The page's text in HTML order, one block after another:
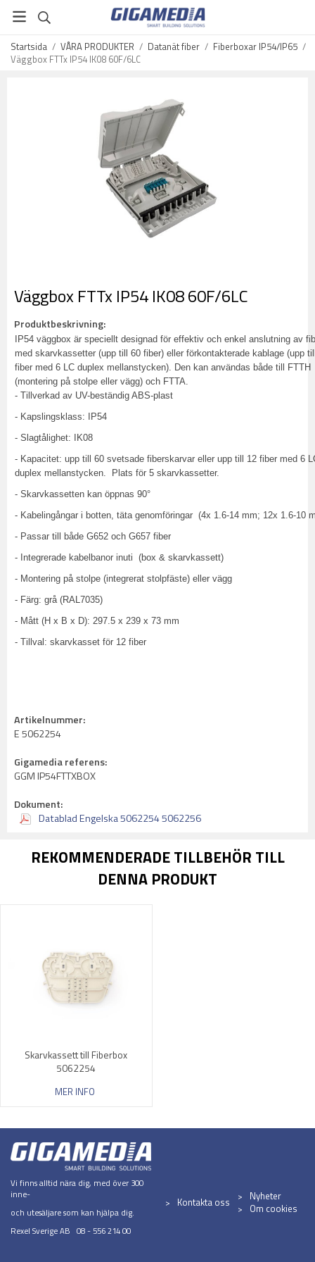
Startsida / VÅRA PRODUKTER / Datanät fiber / Fiberboxar IP54/IP65 /
Väggbox FTTx IP54 IK08 60F/6LC
Väggbox FTTx IP54 IK08 60F/6LC
Produktbeskrivning:
IP54 väggbox är speciellt designad för effektiv och enkel anslutning av
med skarvkassetter (upp till 60 fiber) eller förkontakterade kablage (upp
fiber med 6 LC duplex mellanstycken). Den kan användas både till FTTH
(montering på stolpe eller vägg) och FTTA.
- Tillverkad av UV-beständig ABS-plast
- Kapslingsklass: IP54
- Slagtålighet: IK08
- Kapacitet: upp till 60 svetsade fiberskarvar eller upp till 12 fiber med 6
duplex mellanstycken. Plats för 5 skarvkassetter.
- Skarvkassetten kan öppnas 90°
- Kabelingångar i botten, täta genomföringar (4x 1.6-14 mm; 12x 1.6-10
- Passar till både G652 och G657 fiber
- Integrerade kabelbanor inuti (box & skarvkassett)
- Montering på stolpe (integrerat stolpfäste) eller vägg
- Färg: grå (RAL7035)
- Mått (H x B x D): 297.5 x 239 x 73 mm
- Tillval: skarvkasset för 12 fiber
Artikelnummer:
E 5062254
Gigamedia referens:
GGM IP54FTTXBOX
Dokument:
Datablad Engelska 5062254 5062256
REKOMMENDERADE TILLBEHÖR TILL
DENNA PRODUKT
Skarvkassett till Fiberbox
5062254
MER INFO
Vi finns alltid nära dig, med över 300
inne-
och utesäljare som kan hjälpa dig.
Rexel Sverige AB 08 - 556 214 00
Kontakta oss
Nyheter
Om cookies